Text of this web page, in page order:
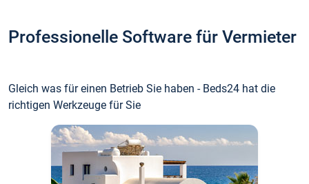
Professionelle Software für Vermieter
Gleich was für einen Betrieb Sie haben - Beds24 hat die
richtigen Werkzeuge für Sie